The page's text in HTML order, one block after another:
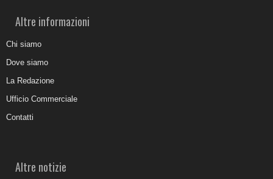
Altre informazioni
Chi siamo
Dove siamo
La Redazione
Ufficio Commerciale
Contatti
Altre notizie